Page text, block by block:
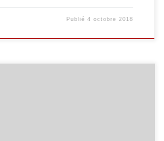
Publié4 octobre 2018